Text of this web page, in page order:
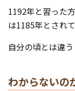
1192年と習った
は1185年とされて
自分の頃とは違
わからないの